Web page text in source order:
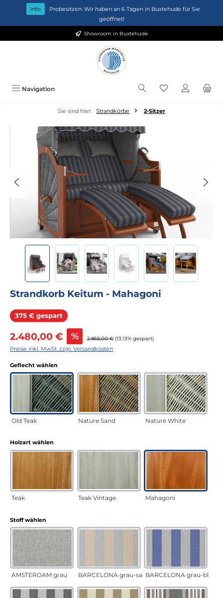
Zum Hauptinhalt springen
Info
Probesitzen: Wir haben an 6 Tagen in Buxtehude für Sie
geöffnet!
Showroom in Buxtehude
Navigation Du hast 0
Sie sind hier: Strandkörbe 2-Sitzer
Bildergalerie überspringen
Strandkorb Keitum - Mahagoni
375 € gespart Rabatt
Verkaufspreis:
2.480,00 € % Regulärer Preis:
2.855,00 € (13.13% gespart)
Preise inkl. MwSt. zzgl. Versandkosten
Geflecht wählen
Old Teak Nature Sand Nature White
Holzart wählen
Teak Teak Vintage Mahagoni
Stoff wählen
AMSTERDAM grau BARCELONA grau-sandBARCELONA grau-blau